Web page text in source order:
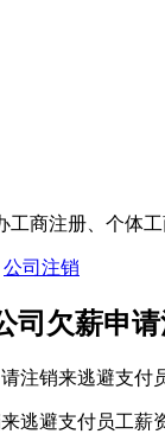
工商注册、个体
公司注销
司欠薪申
注销来逃避支
逃避支付员工薪